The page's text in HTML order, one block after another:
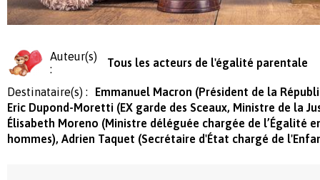
Auteur(s)
:
Tous les acteurs de l'égalité parentale
Destinataire(s) :
Emmanuel Macron (Président de la
Eric Dupond-Moretti (EX garde des Sceaux, Ministre de la
Élisabeth Moreno (Ministre déléguée chargée de l’Égalité
hommes), Adrien Taquet (Secrétaire d'État chargé de